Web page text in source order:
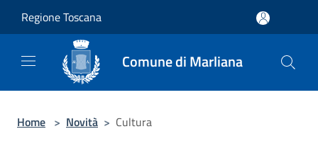
Regione Toscana
Comune di Marliana
Home > Novità > Cultura